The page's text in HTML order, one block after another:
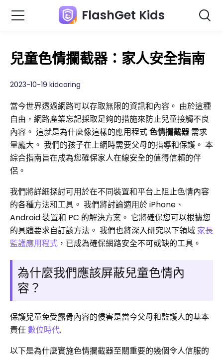
FlashGet Kids
兒童色情攔截器：家人安全指南
2023-10-19 kidcaring
當今世界透過網路可以存取無限的資訊和內容。 由於這種
自由，網路產業忘記採取足夠的措施來防止兒童接觸不良
內容。 這就是為什麼像這樣的應用程式色情攔截器 需求
量龐大。 我們的孩子在上網時需要父母的指導和保護。 本
綜合指南旨在成為您確保家人在線安全的值得信賴的伴
侶。
我們將詳細探討可用於在不同裝置和平台上阻止色情內容
的各種方法和工具。 我們將討論適用於 iPhone、
Android 裝置和 PC 的解決方案。 它將確保您可以根據您
的具體要求自訂該方法。 我們也將深入研究以下領域 家長
監護應用程式 ，已成為確保網路安全不可或缺的工具。
為什麼我們應該屏蔽兒童色情內
容？
保護兒童免受露骨內容的侵害是當今父母和監護人的基本
責任數位時代.
以下是為什麼實施色情攔截器至關重要的幾個令人信服的